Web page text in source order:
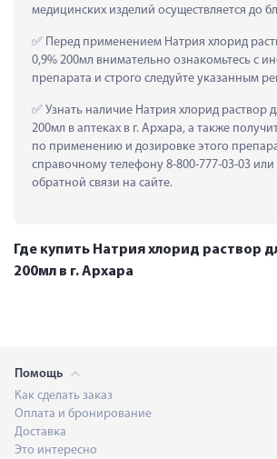
медицинских изделий осуществляется до
Перед применением Натрия хлорид
0,9% 200мл внимательно ознакомьтесь с
препарата и строго следуйте указанным
Узнать наличие Натрия хлорид раствор
200мл в аптеках в г. Архара, а также
по применению и дозировке этого
справочному телефону 8-800-777-03-03
обратной связи на сайте.
Где купить Натрия хлорид раствор
200мл в г. Архара
Помощь
Как сделать заказ
Оплата и бронирование
Доставка
Это интересно